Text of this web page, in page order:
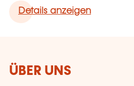
Details anzeigen
ÜBER UNS